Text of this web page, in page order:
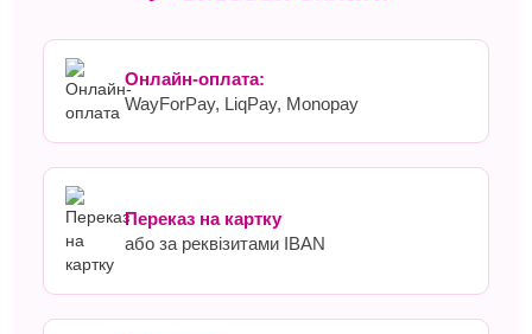
Онлайн-оплата:
WayForPay, LiqPay, Monopay
Переказ на картку
або за реквізитами IBAN